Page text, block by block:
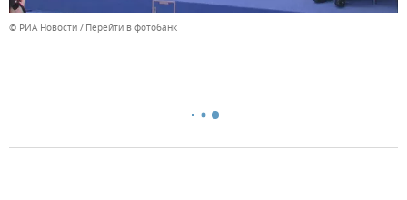
© РИА Новости Перейти в фотобанк